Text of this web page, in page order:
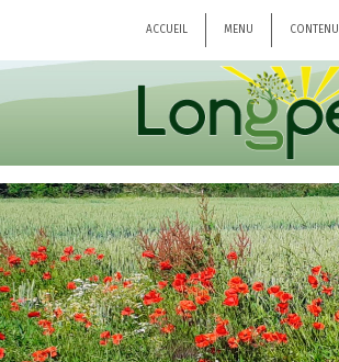
ACCUEIL MENU CONTENU